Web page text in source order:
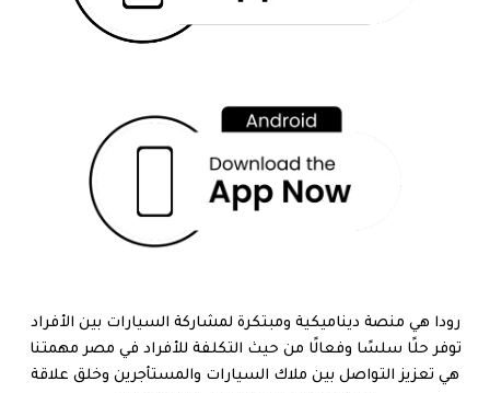
رودا هي منصة ديناميكية ومبتكرة لمشاركة السيارات بين الأفراد
توفر حلًا سلسًا وفعالًا من حيث التكلفة للأفراد في مصر مهمتنا
هي تعزيز التواصل بين ملاك السيارات والمستأجرين وخلق علاقة